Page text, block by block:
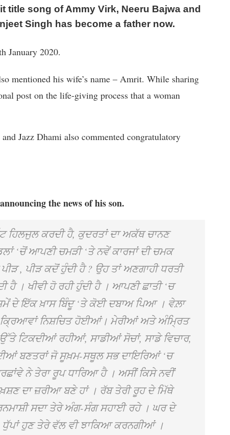
song of Ammy Virk, Neeru Bajwa and
Singh has become a father now.
January 2020.
mentioned his wife’s name – Amrit. While sharing
post on the life-giving process that a woman
Jazz Dhami also commented congratulatory
the news of his son.
ਹਿਲਜੁਲ ਕਰਦੀ ਹੈ, ਕੁਦਰਤਾਂ ਦਾ ਅਕੱਥ ਚਾਨਣ
‘ਚੋਂ ਆਪਣੀ ਚਮੜੀ ‘ਤੇ ਨਵੇਂ ਕਾਰਜਾਂ ਦੀ ਚਮਕ
, ਪੀੜ ਕਦੋਂ ਹੁੰਦੀ ਹੈ ? ਉਹ ਤਾਂ ਅਣਗਾਹੀ ਧਰਤੀ
। ਖੀਵੀ ਹੋ ਰਹੀ ਹੁੰਦੀ ਹੈ । ਆਪਣੀ ਛਾਤੀ ‘ਚ
ਦੇ ਇੱਕ ਖ਼ਾਸ ਬਿੰਦੂ ‘ਤੇ ਕੋਈ ਦਬਾਅ ਪਿਆ । ਵੇਲ਼ਾ
ਨਿਸ਼ਚਿਤ ਹੋਈਆਂ। ਮੇਰੀਆਂ ਅਤੇ ਅੰਮ੍ਰਿਤ
ਟਿਕਦੀਆਂ ਰਹੀਆਂ, ਸਾਡੀਆਂ ਸੋਚਾਂ, ਸਾਡੇ ਵਿਚਾਰ,
ਬਣਤਰਾਂ ਜੋ ਸੂਖ਼ਮ-ਸਥੂਲ ਸਭ ਦਾਇਰਿਆਂ ‘ਚ
ਨੇ ਤੇਰਾ ਰੂਪ ਧਾਰਿਆ ਹੈ । ਅਸੀਂ ਕਿਸੇ ਨਵੀਂ
ਦਾ ਜ਼ਰੀਆ ਬਣੇ ਹਾਂ । ਰੱਬ ਤੇਰੀ ਰੂਹ ਦੇ ਮਿੱਥੇ
ਸਦਾ ਤੇਰੇ ਅੰਗ-ਸੰਗ ਸਹਾਈ ਰਹੇ । ਘਰ ਦੇ
ਧੁੱਪਾਂ ਹੁਣ ਤੇਰੇ ਵੱਲ ਵੀ ਝਾਕਿਆ ਕਰਨਗੀਆਂ ।